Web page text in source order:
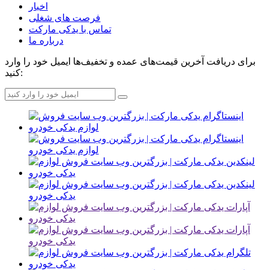
اخبار
فرصت های شغلی
تماس با یدکی مارکت
درباره ما
برای دریافت آخرین قیمت‌های عمده و تخفیف‌ها ایمیل خود را وارد
کنید: